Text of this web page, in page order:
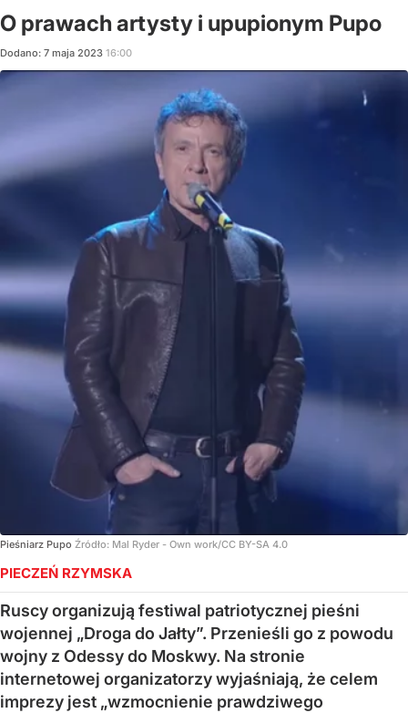
O prawach artysty i upupionym Pupo
Dodano: 7 maja 2023 16:00
Pieśniarz Pupo Źródło: Mal Ryder - Own work/CC BY-SA 4.0
PIECZEŃ RZYMSKA
Ruscy organizują festiwal patriotycznej pieśni
wojennej „Droga do Jałty”. Przenieśli go z powodu
wojny z Odessy do Moskwy. Na stronie
internetowej organizatorzy wyjaśniają, że celem
imprezy jest „wzmocnienie prawdziwego